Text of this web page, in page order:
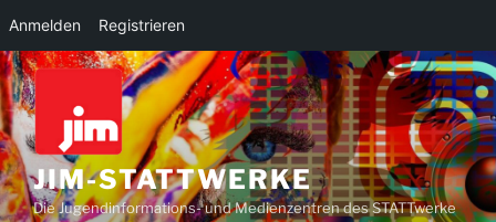
Anmelden Registrieren
Zum
Inhalt
springen
JIM-STATTWERKE
Die Jugendinformations- und Medienzentren des STATTwerke